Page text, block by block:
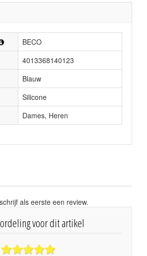
BECO
4013368140123
Blauw
Silicone
Dames, Heren
als eerste een review.
voor dit artikel